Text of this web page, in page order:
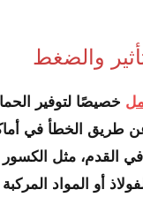
والضغط
خصيصًا لتوفير
عن طريق الخطأ في
القدم، مثل
أو المواد